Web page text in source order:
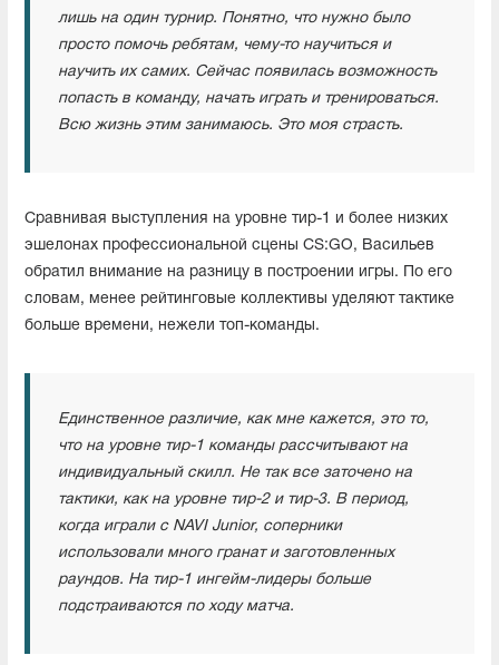
лишь на один турнир. Понятно, что нужно было
просто помочь ребятам, чему-то научиться и
научить их самих. Сейчас появилась возможность
попасть в команду, начать играть и тренироваться.
Всю жизнь этим занимаюсь. Это моя страсть.
Сравнивая выступления на уровне тир-1 и более низких
эшелонах профессиональной сцены CS:GO, Васильев
обратил внимание на разницу в построении игры. По его
словам, менее рейтинговые коллективы уделяют тактике
больше времени, нежели топ-команды.
Единственное различие, как мне кажется, это то,
что на уровне тир-1 команды рассчитывают на
индивидуальный скилл. Не так все заточено на
тактики, как на уровне тир-2 и тир-3. В период,
когда играли с NAVI Junior, соперники
использовали много гранат и заготовленных
раундов. На тир-1 ингейм-лидеры больше
подстраиваются по ходу матча.